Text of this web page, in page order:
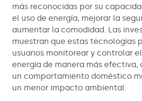
más reconocidas por su
el uso de energía, mejorar la
aumentar la comodidad. Las
muestran que estas tecnologías
usuarios monitorear y controlar
energía de manera más
un comportamiento doméstico
un menor impacto ambiental.